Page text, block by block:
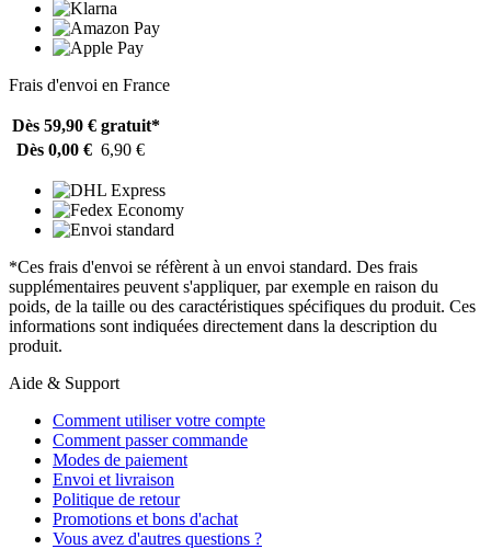
Frais d'envoi en France
Dès 59,90 € gratuit*
Dès 0,00 € 6,90 €
*Ces frais d'envoi se réfèrent à un envoi standard. Des frais
supplémentaires peuvent s'appliquer, par exemple en raison du
poids, de la taille ou des caractéristiques spécifiques du produit. Ces
informations sont indiquées directement dans la description du
produit.
Aide & Support
Comment utiliser votre compte
Comment passer commande
Modes de paiement
Envoi et livraison
Politique de retour
Promotions et bons d'achat
Vous avez d'autres questions ?